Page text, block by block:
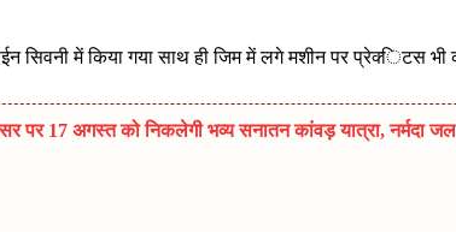
सिवनी में किया गया साथ ही जिम में लगे मशीन पर प्रेक्‍िटस भी
पर 17 अगस्त को निकलेगी भव्य सनातन कांवड़ यात्रा, नर्मदा